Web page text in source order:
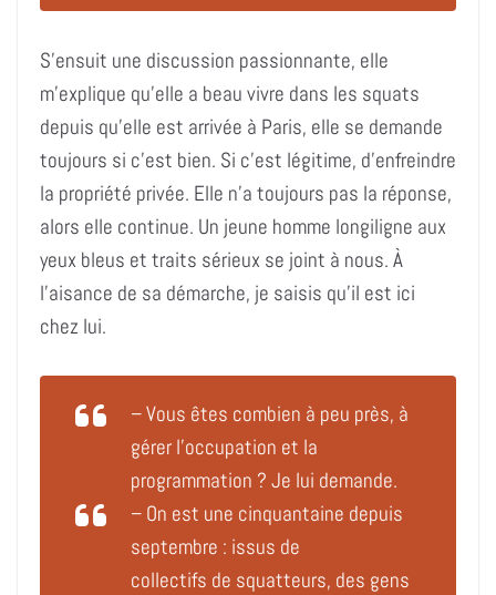
S’ensuit une discussion passionnante, elle
m’explique qu’elle a beau vivre dans les squats
depuis qu’elle est arrivée à Paris, elle se demande
toujours si c’est bien. Si c’est légitime, d’enfreindre
la propriété privée. Elle n’a toujours pas la réponse,
alors elle continue. Un jeune homme longiligne aux
yeux bleus et traits sérieux se joint à nous. À
l’aisance de sa démarche, je saisis qu’il est ici
chez lui.
– Vous êtes combien à peu près, à
gérer l’occupation et la
programmation ? Je lui demande.
– On est une cinquantaine depuis
septembre : issus de
collectifs de squatteurs, des gens